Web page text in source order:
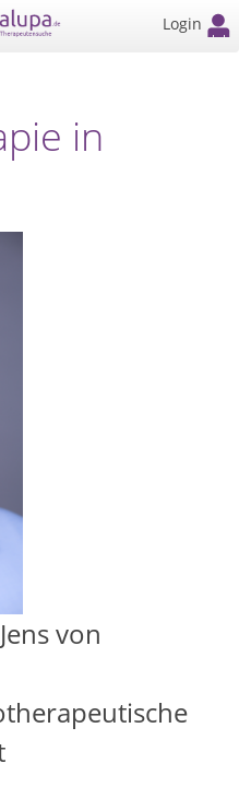
Login
in
von